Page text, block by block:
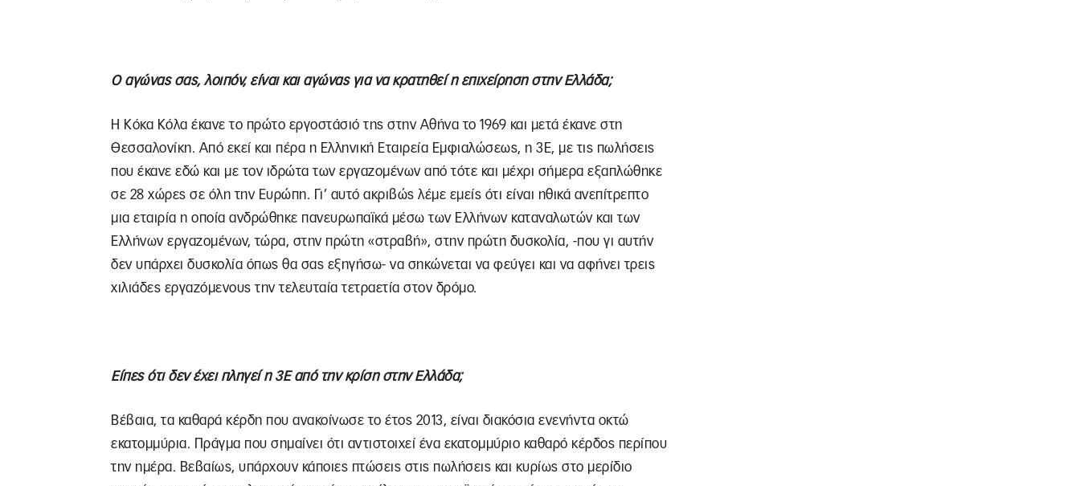
Ο αγώνας σας, λοιπόν, είναι και αγώνας για να κρατηθεί η επιχείρηση στην Ελλάδα;
Η Κόκα Κόλα έκανε το πρώτο εργοστάσιό της στην Αθήνα το 1969 και μετά έκανε στη
Θεσσαλονίκη. Από εκεί και πέρα η Ελληνική Εταιρεία Εμφιαλώσεως, η 3Ε, με τις πωλήσεις
που έκανε εδώ και με τον ιδρώτα των εργαζομένων από τότε και μέχρι σήμερα εξαπλώθηκε
σε 28 χώρες σε όλη την Ευρώπη. Γι’ αυτό ακριβώς λέμε εμείς ότι είναι ηθικά ανεπίτρεπτο
μια εταιρία η οποία ανδρώθηκε πανευρωπαϊκά μέσω των Ελλήνων καταναλωτών και των
Ελλήνων εργαζομένων, τώρα, στην πρώτη «στραβή», στην πρώτη δυσκολία, -που γι αυτήν
δεν υπάρχει δυσκολία όπως θα σας εξηγήσω- να σηκώνεται να φεύγει και να αφήνει τρεις
χιλιάδες εργαζόμενους την τελευταία τετραετία στον δρόμο.
Είπες ότι δεν έχει πληγεί η 3Ε από την κρίση στην Ελλάδα;
Βέβαια, τα καθαρά κέρδη που ανακοίνωσε το έτος 2013, είναι διακόσια ενενήντα οκτώ
εκατομμύρια. Πράγμα που σημαίνει ότι αντιστοιχεί ένα εκατομμύριο καθαρό κέρδος περίπου
την ημέρα. Βεβαίως, υπάρχουν κάποιες πτώσεις στις πωλήσεις και κυρίως στο μερίδιο